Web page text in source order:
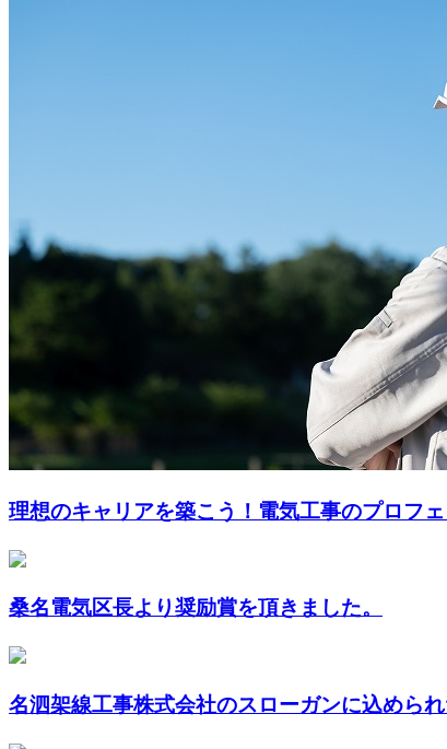
理想のキャリアを築こう！電気工事のプロフ
桑名電気区長より奨励賞を頂きました。
名泗架線工事株式会社のスローガンに込めら